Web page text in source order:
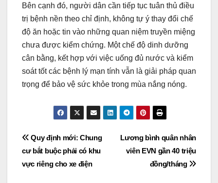
Bên cạnh đó, người dân cần tiếp tục tuân thủ điều
trị bệnh nền theo chỉ định, không tự ý thay đổi chế
độ ăn hoặc tin vào những quan niệm truyền miệng
chưa được kiểm chứng. Một chế độ dinh dưỡng
cân bằng, kết hợp với việc uống đủ nước và kiểm
soát tốt các bệnh lý mạn tính vẫn là giải pháp quan
trọng để bảo vệ sức khỏe trong mùa nắng nóng.
Post
navigation
Lương bình quân nhân
viên EVN gần 40 triệu
đồng/tháng
Quy định mới: Chung
cư bắt buộc phải có khu
vực riêng cho xe điện